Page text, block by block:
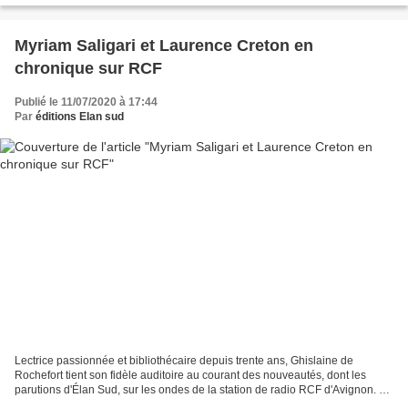
Myriam Saligari et Laurence Creton en
chronique sur RCF
Publié le 11/07/2020 à 17:44
Par éditions Elan sud
Lectrice passionnée et bibliothécaire depuis trente ans, Ghislaine de
Rochefort tient son fidèle auditoire au courant des nouveautés, dont les
parutions d'Élan Sud, sur les ondes de la station de radio RCF d'Avignon. Un